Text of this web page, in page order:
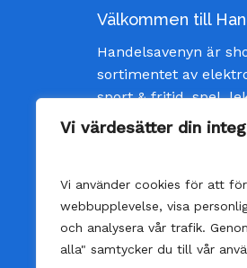
Vi värdesätter din
Vi använder cookies för att
webbupplevelse, visa
och analysera vår trafik.
alla" samtycker du till vår
Välkommen till
Handelsavenyn är
sortimentet av
sport & fritid, spel,
och inredning av god
pris. Vi strävar efter
varje gång man